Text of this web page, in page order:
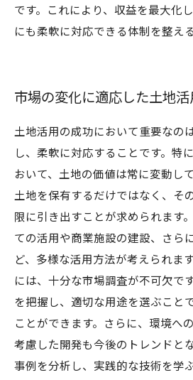
です。これにより、収益を最大化
にも柔軟に対応できる体制を整え
市場の変化に適応した土地
土地活用の成功において重要なの
し、柔軟に対応することです。特
おいて、土地の価値は常に変動し
土地を保有するだけではなく、そ
限に引き出すことが求められます
ての活用や商業施設の建設、さら
ど、多様な活用方法が考えられま
には、十分な市場調査が不可欠で
を把握し、適切な用途を選ぶこと
ことができます。さらに、環境へ
考慮した開発も今後のトレンドと
事例を分析し、実践的な技術を学